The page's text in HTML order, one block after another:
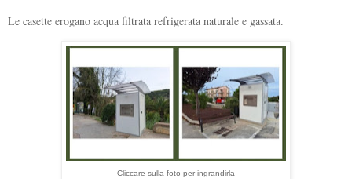
Le casette erogano acqua filtrata refrigerata naturale e gassata.
Cliccare sulla foto per ingrandirla